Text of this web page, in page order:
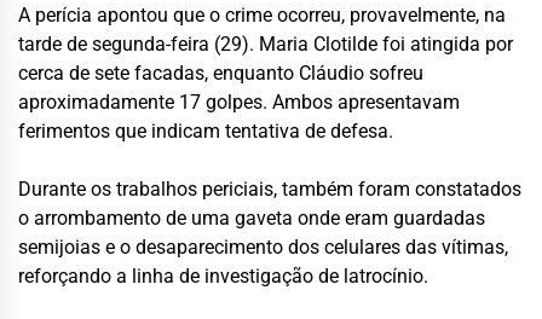
A perícia apontou que o crime ocorreu, provavelmente, na
tarde de segunda-feira (29). Maria Clotilde foi atingida por
cerca de sete facadas, enquanto Cláudio sofreu
aproximadamente 17 golpes. Ambos apresentavam
ferimentos que indicam tentativa de defesa.
Durante os trabalhos periciais, também foram constatados
o arrombamento de uma gaveta onde eram guardadas
semijoias e o desaparecimento dos celulares das vítimas,
reforçando a linha de investigação de latrocínio.